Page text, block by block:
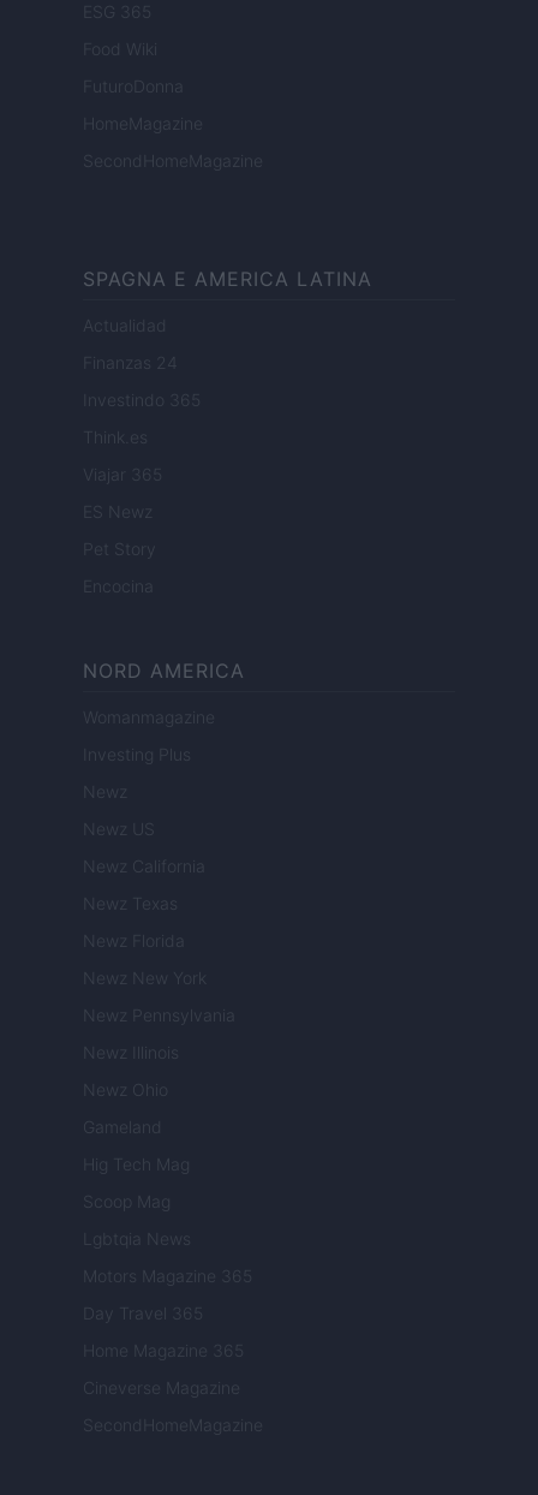
ESG 365
Food Wiki
FuturoDonna
HomeMagazine
SecondHomeMagazine
SPAGNA E AMERICA LATINA
Actualidad
Finanzas 24
Investindo 365
Think.es
Viajar 365
ES Newz
Pet Story
Encocina
NORD AMERICA
Womanmagazine
Investing Plus
Newz
Newz US
Newz California
Newz Texas
Newz Florida
Newz New York
Newz Pennsylvania
Newz Illinois
Newz Ohio
Gameland
Hig Tech Mag
Scoop Mag
Lgbtqia News
Motors Magazine 365
Day Travel 365
Home Magazine 365
Cineverse Magazine
SecondHomeMagazine